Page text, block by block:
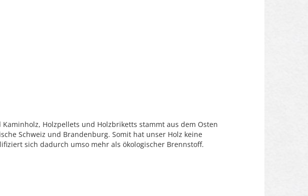
Holzpellets und Holzbriketts stammt aus dem Osten
Schweiz und Brandenburg. Somit hat unser Holz keine
sich dadurch umso mehr als ökologischer Brennstoff.